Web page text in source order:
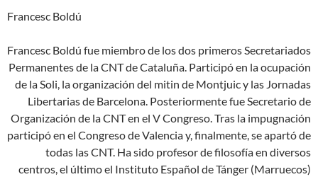
Francesc Boldú
Francesc Boldú fue miembro de los dos primeros Secretariados
Permanentes de la CNT de Cataluña. Participó en la ocupación
de la Soli, la organización del mitin de Montjuic y las Jornadas
Libertarias de Barcelona. Posteriormente fue Secretario de
Organización de la CNT en el V Congreso. Tras la impugnación
participó en el Congreso de Valencia y, finalmente, se apartó de
todas las CNT. Ha sido profesor de filosofía en diversos
centros, el último el Instituto Español de Tánger (Marruecos)